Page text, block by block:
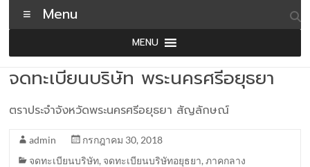
Menu
MENU
จดทะเบียนบริษัท พระนครศรีอยุธยา
ตราประจำจังหวัดพระนครศรีอยุธยา สัญลักษณ์
admin
กรกฎาคม 30, 2018
จดทะเบียนบริษัท, จดทะเบียนบริษัทอยุธยา,ภาคกลาง